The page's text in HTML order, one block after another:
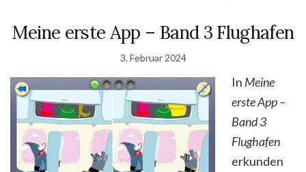
Meine erste App – Band 3 Flughafen
3. Februar 2024
In Meine
erste App –
Band 3
Flughafen
erkunden